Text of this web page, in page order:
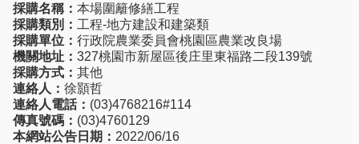
採購名稱： 本場圍籬修繕工程
採購類別： 工程-地方建設和建築類
採購單位： 行政院農業委員會桃園區農業改良場
機關地址： 327桃園市新屋區後庄里東福路二段139號
採購方式： 其他
連絡人： 徐顥哲
連絡人電話： (03)4768216#114
傳真號碼： (03)4760129
本網站公告日期： 2022/06/16